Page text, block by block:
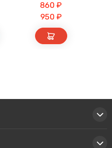
860 ₽
950₽